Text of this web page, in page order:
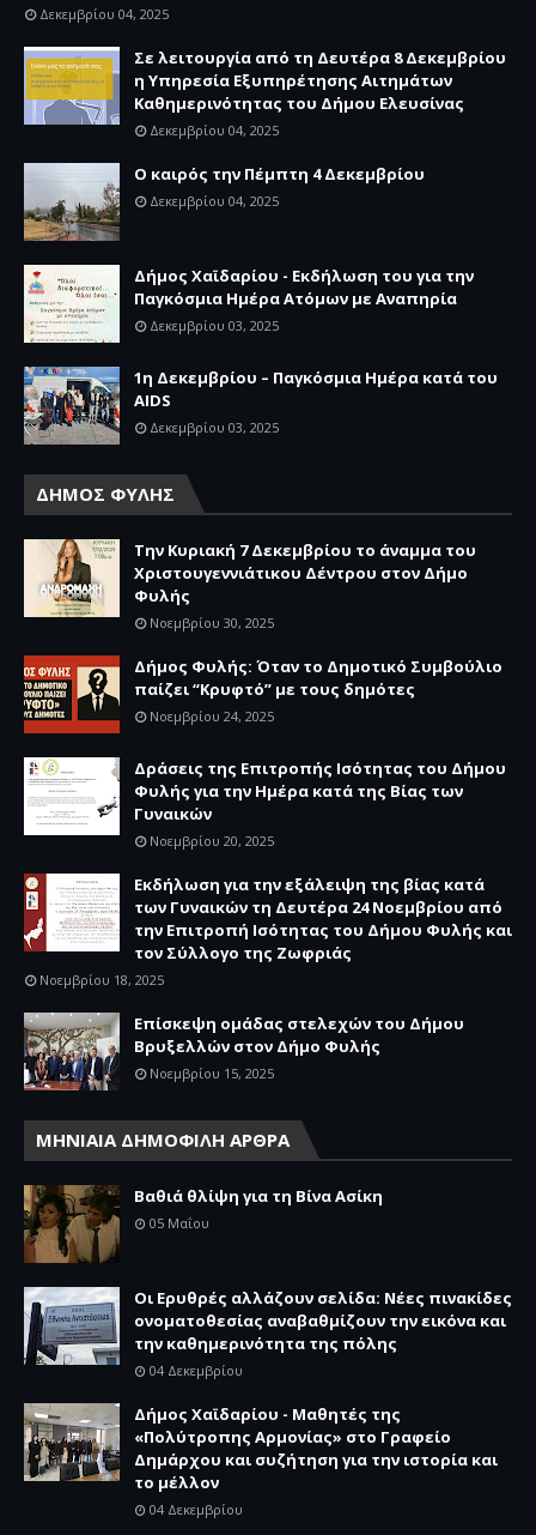
Δεκεμβρίου 04, 2025
Σε λειτουργία από τη Δευτέρα 8 Δεκεμβρίου
η Υπηρεσία Εξυπηρέτησης Αιτημάτων
Καθημερινότητας του Δήμου Ελευσίνας
Δεκεμβρίου 04, 2025
Ο καιρός την Πέμπτη 4 Δεκεμβρίου
Δεκεμβρίου 04, 2025
Δήμος Χαϊδαρίου - Εκδήλωση του για την
Παγκόσμια Ημέρα Ατόμων με Αναπηρία
Δεκεμβρίου 03, 2025
1η Δεκεμβρίου – Παγκόσμια Ημέρα κατά του
AIDS
Δεκεμβρίου 03, 2025
ΔΗΜΟΣ ΦΥΛΗΣ
Την Κυριακή 7 Δεκεμβρίου το άναμμα του
Χριστουγεννιάτικου Δέντρου στον Δήμο
Φυλής
Νοεμβρίου 30, 2025
Δήμος Φυλής: Όταν το Δημοτικό Συμβούλιο
παίζει “Κρυφτό” με τους δημότες
Νοεμβρίου 24, 2025
Δράσεις της Επιτροπής Ισότητας του Δήμου
Φυλής για την Ημέρα κατά της Βίας των
Γυναικών
Νοεμβρίου 20, 2025
Εκδήλωση για την εξάλειψη της βίας κατά
των Γυναικών τη Δευτέρα 24 Νοεμβρίου από
την Επιτροπή Ισότητας του Δήμου Φυλής και
τον Σύλλογο της Ζωφριάς
Νοεμβρίου 18, 2025
Επίσκεψη ομάδας στελεχών του Δήμου
Βρυξελλών στον Δήμο Φυλής
Νοεμβρίου 15, 2025
ΜΗΝΙΑΙΑ ΔΗΜΟΦΙΛΗ ΑΡΘΡΑ
Βαθιά θλίψη για τη Βίνα Ασίκη
05 Μαΐου
Οι Ερυθρές αλλάζουν σελίδα: Νέες πινακίδες
ονοματοθεσίας αναβαθμίζουν την εικόνα και
την καθημερινότητα της πόλης
04 Δεκεμβρίου
Δήμος Χαϊδαρίου - Μαθητές της
«Πολύτροπης Αρμονίας» στο Γραφείο
Δημάρχου και συζήτηση για την ιστορία και
το μέλλον
04 Δεκεμβρίου